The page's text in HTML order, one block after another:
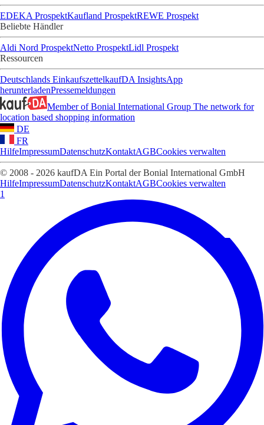
EDEKA ProspektKaufland ProspektREWE Prospekt
Beliebte Händler
Aldi Nord ProspektNetto ProspektLidl Prospekt
Ressourcen
Deutschlands EinkaufszettelkaufDA InsightsApp
herunterladenPressemeldungen
Member of Bonial International Group The network for
location based shopping information
DE
FR
HilfeImpressumDatenschutzKontaktAGBCookies verwalten
© 2008 - 2026 kaufDA Ein Portal der Bonial International GmbH
HilfeImpressumDatenschutzKontaktAGBCookies verwalten
1